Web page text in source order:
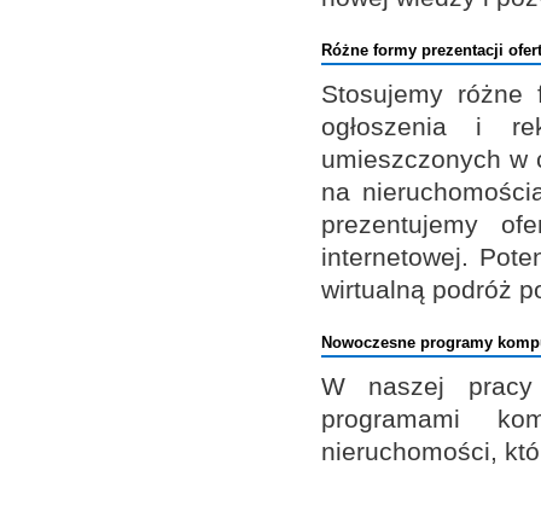
Różne formy prezentacji ofert
Stosujemy
ogłoszenia i
umieszczonych w
na
prezentujemy
internetowej.
wirtualną podróż
Nowoczesne programy
W naszej pracy
programami
nieruchomości,